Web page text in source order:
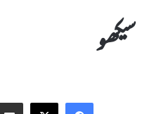
Facebook
X